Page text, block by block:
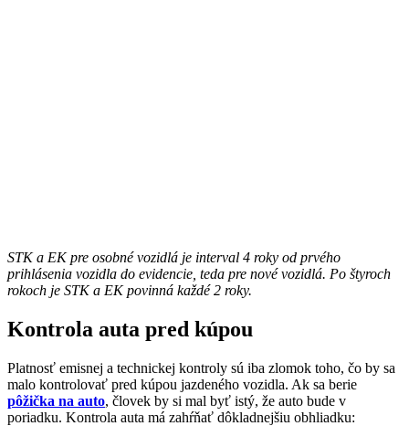
STK a EK pre osobné vozidlá je interval 4 roky od prvého
prihlásenia vozidla do evidencie, teda pre nové vozidlá. Po štyroch
rokoch je STK a EK povinná každé 2 roky.
Kontrola auta pred kúpou
Platnosť emisnej a technickej kontroly sú iba zlomok toho, čo by sa
malo kontrolovať pred kúpou jazdeného vozidla. Ak sa berie
pôžička na auto, človek by si mal byť istý, že auto bude v
poriadku. Kontrola auta má zahŕňať dôkladnejšiu obhliadku: